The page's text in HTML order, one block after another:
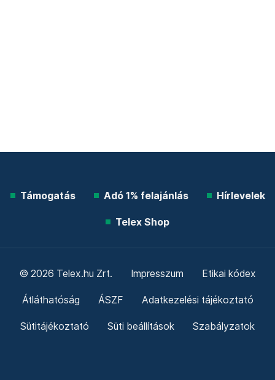
Támogatás Adó 1% felajánlás Hírlevelek
Telex Shop
© 2026 Telex.hu Zrt. Impresszum Etikai kódex
Átláthatóság ÁSZF Adatkezelési tájékoztató
Sütitájékoztató Süti beállítások Szabályzatok